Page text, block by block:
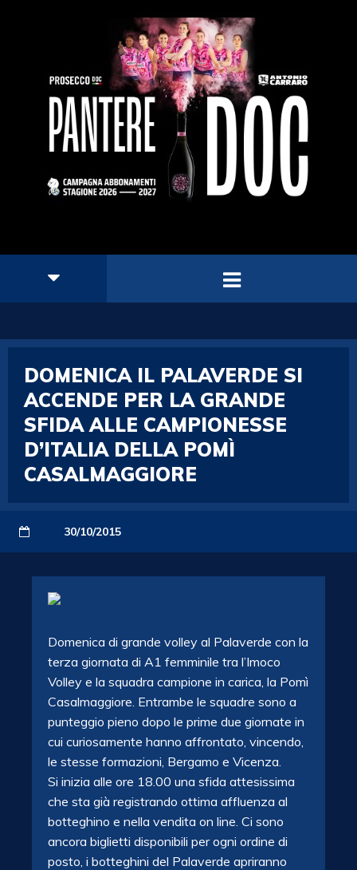
DOMENICA IL PALAVERDE SI
ACCENDE PER LA GRANDE
SFIDA ALLE CAMPIONESSE
D’ITALIA DELLA POMÌ
CASALMAGGIORE
30/10/2015
Domenica di grande volley al Palaverde con la
terza giornata di A1 femminile tra l’Imoco
Volley e la squadra campione in carica, la Pomì
Casalmaggiore. Entrambe le squadre sono a
punteggio pieno dopo le prime due giornate in
cui curiosamente hanno affrontato, vincendo,
le stesse formazioni, Bergamo e Vicenza.
Si inizia alle ore 18.00 una sfida attesissima
che sta già registrando ottima affluenza al
botteghino e nella vendita on line. Ci sono
ancora biglietti disponibili per ogni ordine di
posto, i botteghini del Palaverde apriranno